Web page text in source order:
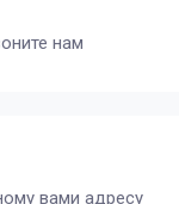
нам
вами адресу